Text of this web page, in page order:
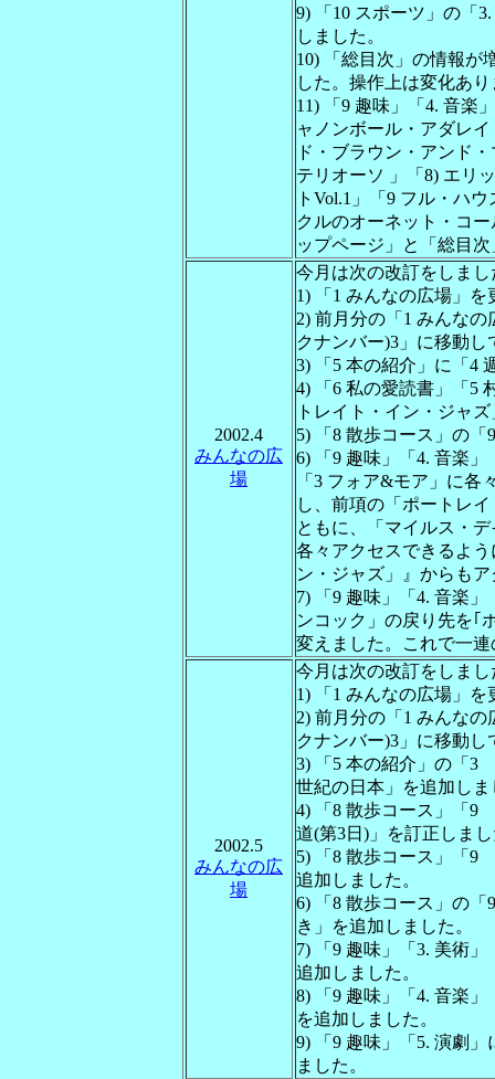
9) 「10 スポーツ」の「
しました。
10) 「総目次」の情報が
した。操作上は変化あ
11) 「9 趣味」「4. 音楽
ャノンボール・アダレ
ド・ブラウン・アンド
テリオーソ 」「8) エリ
トVol.1」「9 フル・ハ
クルのオーネット・コ
ップページ」と「総目
2002.4
みんなの広
場
今月は次の改訂をしまし
1) 「1 みんなの広場」を
2) 前月分の「1 みんな
クナンバー)3」に移動し
3) 「5 本の紹介」に「4
4) 「6 私の愛読書」「
トレイト・イン・ジャ
5) 「8 散歩コース」の
6) 「9 趣味」「4. 音楽
「3 フォア&モア」に
し、前項の「ポートレ
ともに、「マイルス・
各々アクセスできるよ
ン・ジャズ」』からも
7) 「9 趣味」「4. 音楽
ンコック」の戻り先を｢
変えました。これで一
2002.5
みんなの広
場
今月は次の改訂をしまし
1) 「1 みんなの広場」を
2) 前月分の「1 みんな
クナンバー)3」に移動し
3) 「5 本の紹介」の「3
世紀の日本」を追加しま
4) 「8 散歩コース」「9
道(第3日)」を訂正しま
5) 「8 散歩コース」「9
追加しました。
6) 「8 散歩コース」の
き」を追加しました。
7) 「9 趣味」「3. 美術
追加しました。
8) 「9 趣味」「4. 音楽
を追加しました。
9) 「9 趣味」「5. 演劇
ました。